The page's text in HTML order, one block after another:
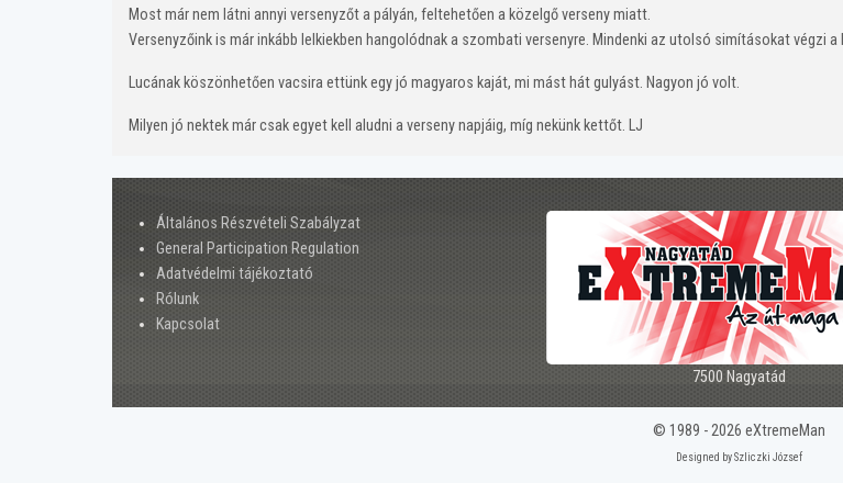
Most már nem látni annyi versenyzőt a pályán, feltehetően a közelgő verseny miatt.
Versenyzőink is már inkább lelkiekben hangolódnak a szombati versenyre. Mindenki az utolsó simításokat végzi
Lucának köszönhetően vacsira ettünk egy jó magyaros kaját, mi mást hát gulyást. Nagyon jó volt.
Milyen jó nektek már csak egyet kell aludni a verseny napjáig, míg nekünk kettőt. LJ
Általános Részvételi Szabályzat
General Participation Regulation
Adatvédelmi tájékoztató
Rólunk
Kapcsolat
7500 Nagyatád
© 1989 - 2026 eXtremeMan
Designed by Szliczki József